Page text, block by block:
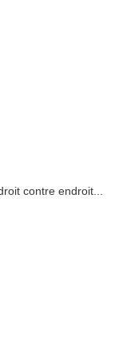
contre endroit...